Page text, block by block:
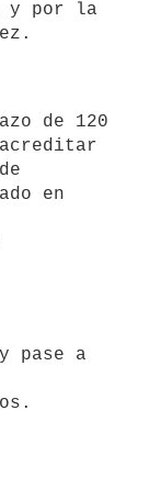
y por la
en